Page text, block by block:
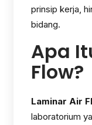
prinsip kerja,
bidang.
Apa
Flow?
Laminar Air
laboratorium